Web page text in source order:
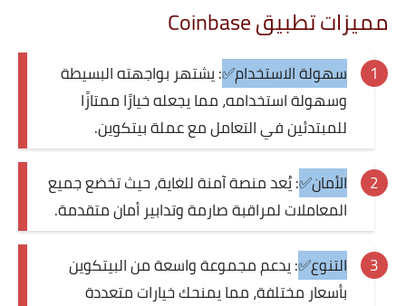
مميزات تطبيق Coinbase
سهولة الاستخدام✅: يشتهر بواجهته البسيطة
وسهولة استخدامه، مما يجعله خيارًا ممتازًا
للمبتدئين في التعامل مع عملة بيتكوين.
الأمان✅: يُعد منصة آمنة للغاية، حيث تخضع جميع
المعاملات لمراقبة صارمة وتدابير أمان متقدمة.
التنوع✅: يدعم مجموعة واسعة من البيتكوين
بأسعار مختلفة، مما يمنحك خيارات متعددة